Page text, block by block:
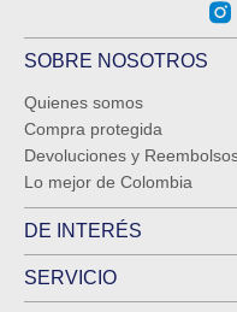
SOBRE NOSOTROS
Quienes somos
Compra protegida
Devoluciones y
Lo mejor de Colombia
DE INTERÉS
SERVICIO